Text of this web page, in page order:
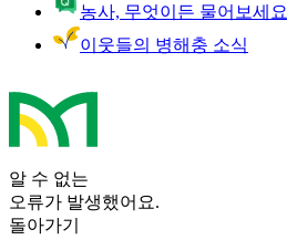
농사, 무엇이든 물어보세요
이웃들의 병해충 소식
알 수 없는
오류가 발생했어요.
돌아가기